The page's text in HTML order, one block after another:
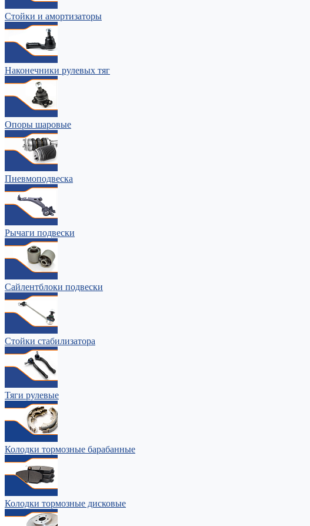
Стойки и амортизаторы
Наконечники рулевых тяг
Опоры шаровые
Пневмоподвеска
Рычаги подвески
Сайлентблоки подвески
Стойки стабилизатора
Тяги рулевые
Колодки тормозные барабанные
Колодки тормозные дисковые